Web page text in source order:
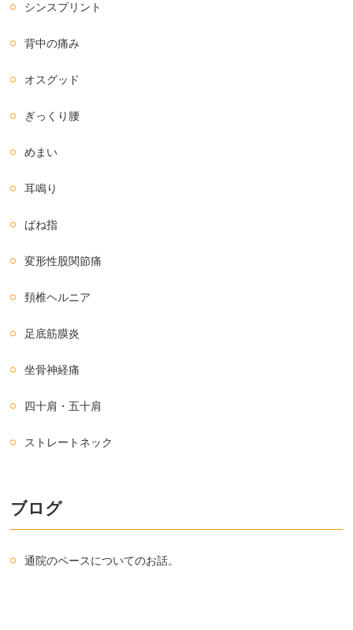
シンスプリント
背中の痛み
オスグッド
ぎっくり腰
めまい
耳鳴り
ばね指
変形性股関節痛
頚椎ヘルニア
足底筋膜炎
坐骨神経痛
四十肩・五十肩
ストレートネック
ブログ
通院のペースについてのお話。